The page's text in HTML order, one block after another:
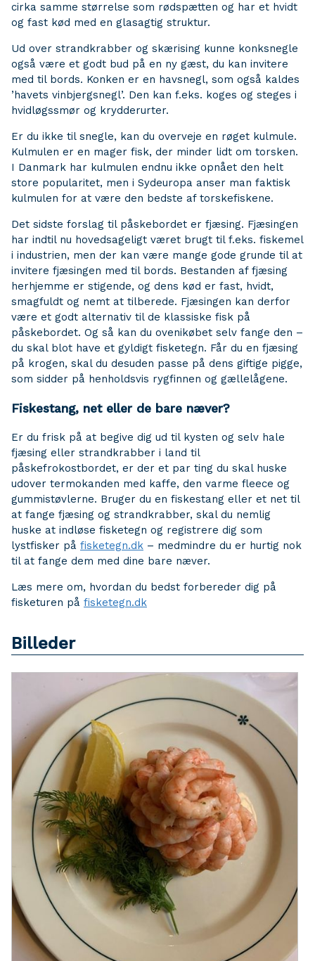
cirka samme størrelse som rødspætten og har et hvidt
og fast kød med en glasagtig struktur.
Ud over strandkrabber og skærising kunne konksnegle
også være et godt bud på en ny gæst, du kan invitere
med til bords. Konken er en havsnegl, som også kaldes
’havets vinbjergsnegl’. Den kan f.eks. koges og steges i
hvidløgssmør og krydderurter.
Er du ikke til snegle, kan du overveje en røget kulmule.
Kulmulen er en mager fisk, der minder lidt om torsken.
I Danmark har kulmulen endnu ikke opnået den helt
store popularitet, men i Sydeuropa anser man faktisk
kulmulen for at være den bedste af torskefiskene.
Det sidste forslag til påskebordet er fjæsing. Fjæsingen
har indtil nu hovedsageligt været brugt til f.eks. fiskemel
i industrien, men der kan være mange gode grunde til at
invitere fjæsingen med til bords. Bestanden af fjæsing
herhjemme er stigende, og dens kød er fast, hvidt,
smagfuldt og nemt at tilberede. Fjæsingen kan derfor
være et godt alternativ til de klassiske fisk på
påskebordet. Og så kan du ovenikøbet selv fange den –
du skal blot have et gyldigt fisketegn. Får du en fjæsing
på krogen, skal du desuden passe på dens giftige pigge,
som sidder på henholdsvis rygfinnen og gællelågene.
Fiskestang, net eller de bare næver?
Er du frisk på at begive dig ud til kysten og selv hale
fjæsing eller strandkrabber i land til
påskefrokostbordet, er der et par ting du skal huske
udover termokanden med kaffe, den varme fleece og
gummistøvlerne. Bruger du en fiskestang eller et net til
at fange fjæsing og strandkrabber, skal du nemlig
huske at indløse fisketegn og registrere dig som
lystfisker på fisketegn.dk – medmindre du er hurtig nok
til at fange dem med dine bare næver.
Læs mere om, hvordan du bedst forbereder dig på
fisketuren på fisketegn.dk
Billeder